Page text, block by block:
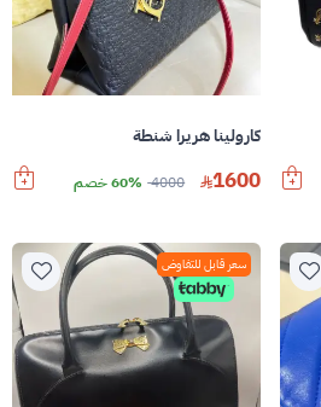
كارولينا هريرا شنطة
1600
4000 60% خصم
سعر قابل للتفاوض